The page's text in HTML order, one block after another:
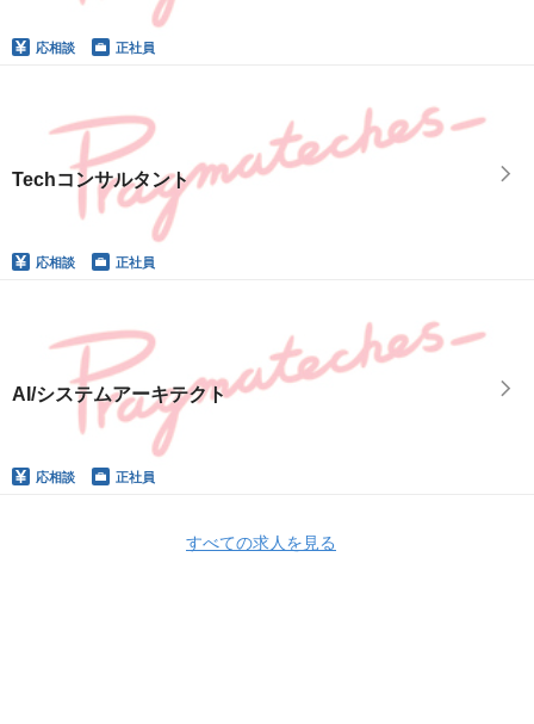
応相談 正社員
Techコンサルタント
応相談 正社員
AI/システムアーキテクト
応相談 正社員
すべての求人を見る